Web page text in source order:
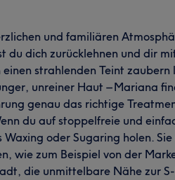
und familiären
du dich zurücklehnen und dir
strahlenden Teint
unreiner Haut – Mariana
genau das richtige
du auf stoppelfreie und
oder Sugaring holen.
wie zum Beispiel von der
die unmittelbare Nähe zur